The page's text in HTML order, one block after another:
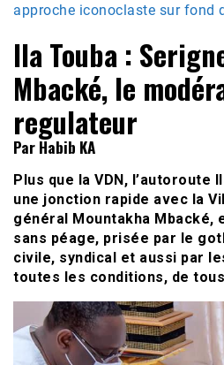
approche iconoclaste sur fond
Ila Touba :
Mbacké, le
regulateur
Par Habib KA
Plus que la VDN, l’autoroute
une jonction rapide avec la
général Mountakha Mbacké,
sans péage, prisée par le
civile, syndical et aussi par
toutes les conditions, de